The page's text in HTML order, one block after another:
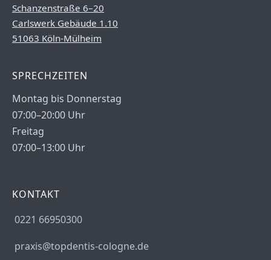
Schanzenstraße 6–20
Carlswerk Gebäude 1.10
51063 Köln-Mülheim
SPRECHZEITEN
Montag bis Donnerstag
07:00–20:00 Uhr
Freitag
07:00–13:00 Uhr
KONTAKT
0221 66950300
praxis@topdentis-cologne.de